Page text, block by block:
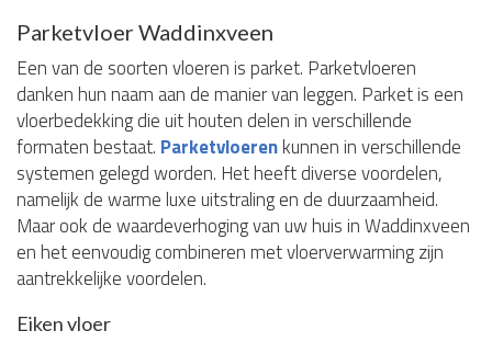
Parketvloer Waddinxveen
Een van de soorten vloeren is parket. Parketvloeren
danken hun naam aan de manier van leggen. Parket is een
vloerbedekking die uit houten delen in verschillende
formaten bestaat. Parketvloerenkunnen in verschillende
systemen gelegd worden. Het heeft diverse voordelen,
namelijk de warme luxe uitstraling en de duurzaamheid.
Maar ook de waardeverhoging van uw huis in Waddinxveen
en het eenvoudig combineren met vloerverwarming zijn
aantrekkelijke voordelen.
Eiken vloer